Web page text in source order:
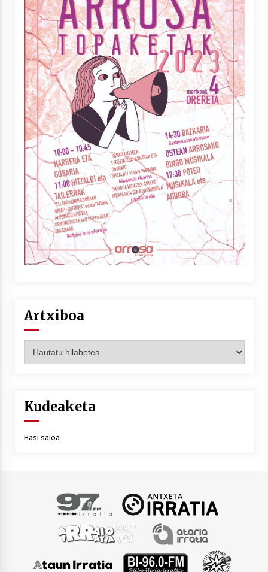
Artxiboa
Kudeaketa
Hasi saioa